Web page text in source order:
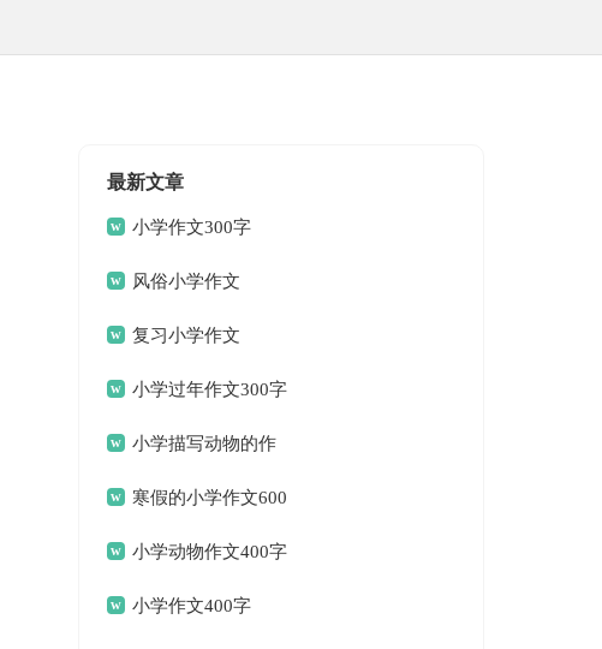
最新文章
小学作文300字
风俗小学作文
复习小学作文
小学过年作文300字
小学描写动物的作
文 寒假的小学作文600
字 小学动物作文400字
小学作文400字